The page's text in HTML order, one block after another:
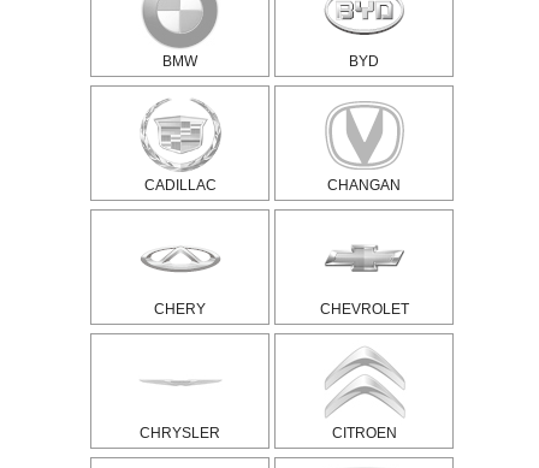
BMW BYD
CADILLAC CHANGAN
CHERY CHEVROLET
CHRYSLER CITROEN